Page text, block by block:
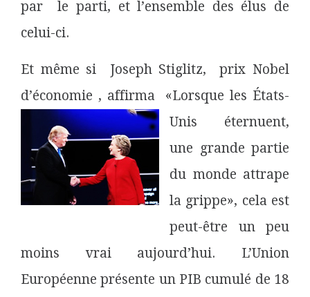
par le parti, et l’ensemble des élus de
celui-ci.
Et même si Joseph Stiglitz, prix Nobel
d’économie , affirma «Lorsque les États-
Unis éternuent,
une grande partie
du monde attrape
la grippe», cela est
peut-être un peu
moins vrai aujourd’hui. L’Union
Européenne présente un PIB cumulé de 18